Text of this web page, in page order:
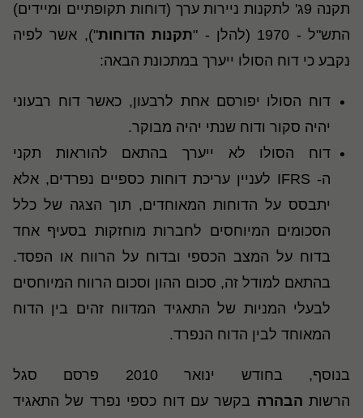
תקנה 9ג' לתקנות ניירות ערך (דוחות תקופתיים ומיידים)
התש"ל - 1970 (להלן - "
תקנות הדוחות"), אשר לפיה
נקבע כי דוח הסולו ייערך במתכונת הבאה:
דוח הסולו יפורסם אחת לרבעון, כאשר דוח רבעוני
יהיה סקור ודוח שנתי יהיה מבוקר.
דוח הסולו לא ייערך בהתאם להוראות תקני
ה- IFRS לעניין עריכת דוחות כספיים נפרדים, אלא
יתבסס על הדוחות המאוחדים, תוך הצגה של כלל
הסכומים המיוחסים לחברות מוחזקות בסעיף אחד
בדוח על המצב הכספי ובדוח על הרווח או הפסד.
בהתאם למודל זה, סכום ההון וסכום הרווח המיוחסים
לבעלי המניות של התאגיד המדווח זהים בין הדוח
המאוחד לבין הדוח הנפרד.
בנוסף, בחודש ינואר 2010 פרסם סגל
הרשות הבהרה בקשר עם דוח כספי נפרד של התאגיד